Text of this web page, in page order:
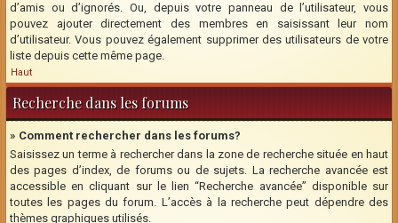
d’amis ou d’ignorés. Ou, depuis votre panneau de l’utilisateur, vous
pouvez ajouter directement des membres en saisissant leur nom
d’utilisateur. Vous pouvez également supprimer des utilisateurs de votre
liste depuis cette même page.
Haut
Recherche dans les forums
» Comment rechercher dans les forums?
Saisissez un terme à rechercher dans la zone de recherche située en haut
des pages d’index, de forums ou de sujets. La recherche avancée est
accessible en cliquant sur le lien “Recherche avancée” disponible sur
toutes les pages du forum. L’accès à la recherche peut dépendre des
thèmes graphiques utilisés.